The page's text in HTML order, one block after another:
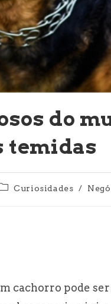
do
temidas
Curiosidades /
cachorro pode